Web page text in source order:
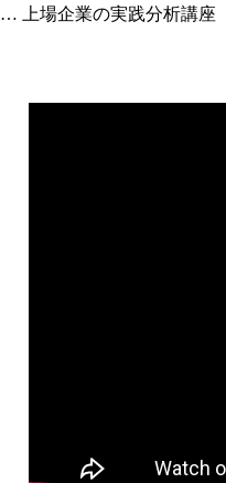
… 上場企業の実践分析講座